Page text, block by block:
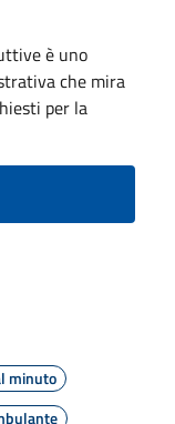
è uno
che mira
per la
minuto